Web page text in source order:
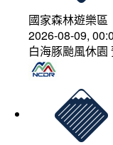
國家森林遊樂區
2026-08-09,
白海豚颱風休